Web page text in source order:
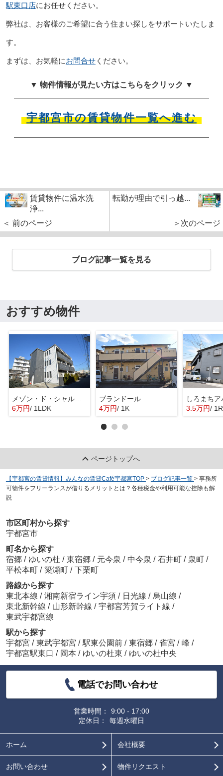
駅東口店にお任せください。
弊社は、お客様のご希望に合う住まい探しをサポートいたしま
す。
まずは、お気軽にお問合せください。
▼ 物件情報が見たい方はこちらをクリック ▼
宇都宮市の賃貸物件一覧へ進む
賃貸物件に温水洗
浄...
＜ 前のページ
転勤が理由で引っ越...
＞次のページ
ブログ記事一覧を見る
おすすめ物件
メゾン・ド・シャルマン
6万円/ 1LDK
ブランドール
4万円/ 1K
しろまち
3.5万円/ 1R
ページトップへ
【宇都宮の賃貸情報】みんなの賃貸Café宇都宮TOP > ブログ記事一覧 > 事務所
可物件をフリーランスが借りるメリットとは？各種税金や利用可能な控除も解
説
市区町村から探す
宇都宮市
町名から探す
宿郷 / ゆいの杜 / 東宿郷 / 元今泉 / 中今泉 / 石井町 / 泉町 /
平松本町 / 簗瀬町 / 下栗町
路線から探す
東北本線 / 湘南新宿ライン宇須 / 日光線 / 烏山線 /
東北新幹線 / 山形新幹線 / 宇都宮芳賀ライト線 /
東武宇都宮線
駅から探す
宇都宮 / 東武宇都宮 / 駅東公園前 / 東宿郷 / 雀宮 / 峰 /
宇都宮駅東口 / 岡本 / ゆいの杜東 / ゆいの杜中央
電話でお問い合わせ
営業時間：
9:00 - 17:00
定休日：
毎週水曜日
ホーム 会社概要
お問い合わせ 物件リクエスト